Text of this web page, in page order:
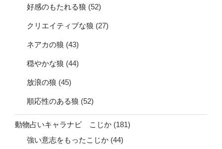
好感のもたれる狼 (52)
クリエイティブな狼 (27)
ネアカの狼 (43)
穏やかな狼 (44)
放浪の狼 (45)
順応性のある狼 (52)
動物占いキャラナビ こじか (181)
強い意志をもったこじか (44)